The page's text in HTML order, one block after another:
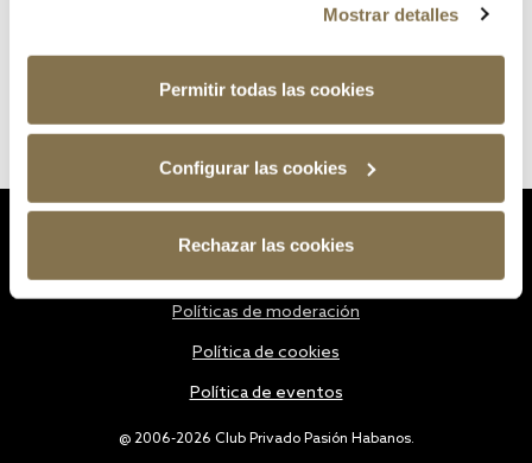
Mostrar detalles
Permitir todas las cookies
Configurar las cookies
Rechazar las cookies
@ 2006-2026 Club Privado Pasión Habanos.
Políticas de moderación
Política de cookies
Política de eventos